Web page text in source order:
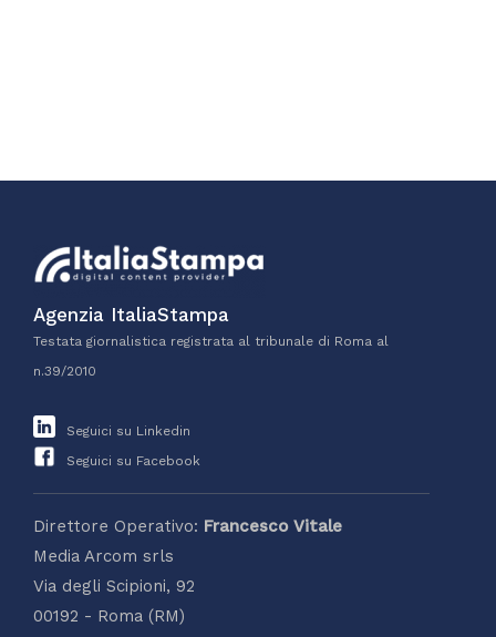
Agenzia ItaliaStampa
Testata giornalistica registrata al tribunale di Roma al
n.39/2010
Seguici su Linkedin
Seguici su Facebook
Direttore Operativo: Francesco Vitale
Media Arcom srls
Via degli Scipioni, 92
00192 - Roma (RM)